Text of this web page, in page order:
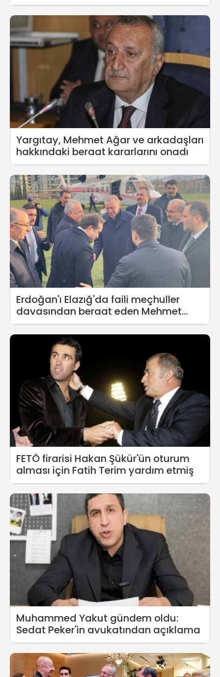
Yargıtay, Mehmet Ağar ve arkadaşları
hakkındaki beraat kararlarını onadı
Erdoğan'ı Elazığ'da faili meçhuller
davasından beraat eden Mehmet
Ağar karşıladı
FETÖ firarisi Hakan Şükür'ün oturum
alması için Fatih Terim yardım etmiş
Muhammed Yakut gündem oldu:
Sedat Peker'in avukatından açıklama